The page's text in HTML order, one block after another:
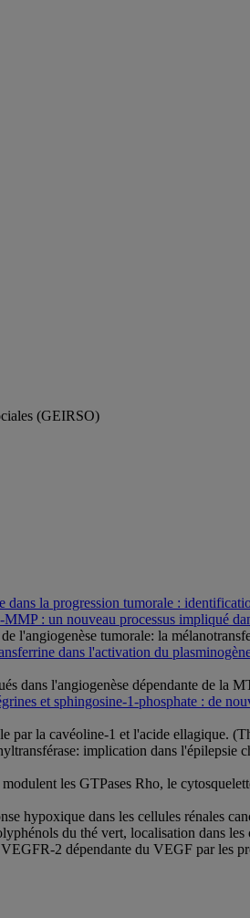
(GEIRSO)
dans la progression tumorale :
: un nouveau processus impliqué
l'angiogenèse tumorale: la
dans l'activation du
dans l'angiogenèse dépendante de la
et sphingosine-1-phosphate : de
par la cavéoline-1 et l'acide ellagique.
implication dans
les GTPases Rho, le
hypoxique dans les cellules rénales
du thé vert, localisation dans
2 dépendante du VEGF par les